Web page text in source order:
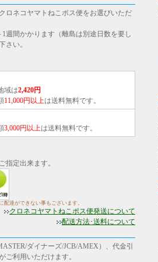
ロネコヤマトねこポス便をお選びいただ
週間かかります（離島は別途日数を要し
さい。
域は2,420円
11,000円以上は送料無料です。
3,000円以上は送料無料です。
指定出来ます。
達ができない事もございます。
クロネコヤマトねこポス便発送について
配送方法･送料について
ダイナーズ/JCB/AMEX）、代金引
ご利用いただけます。